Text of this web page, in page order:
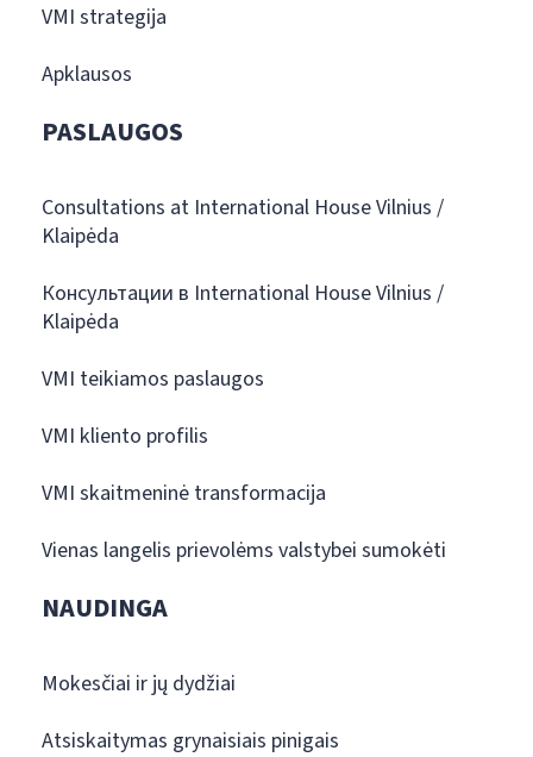
VMI strategija
Apklausos
PASLAUGOS
Consultations at International House Vilnius /
Klaipėda
Консультации в International House Vilnius /
Klaipėda
VMI teikiamos paslaugos
VMI kliento profilis
VMI skaitmeninė transformacija
Vienas langelis prievolėms valstybei sumokėti
NAUDINGA
Mokesčiai ir jų dydžiai
Atsiskaitymas grynaisiais pinigais